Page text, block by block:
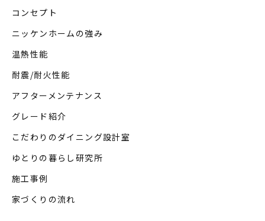
コンセプト
ニッケンホームの強み
温熱性能
耐震/耐火性能
アフターメンテナンス
グレード紹介
こだわりのダイニング設計室
ゆとりの暮らし研究所
施工事例
家づくりの流れ